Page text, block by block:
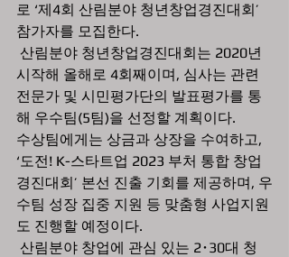
로 ‘제4회 산림분야 청년창업경진대회’
참가자를 모집한다.
시작해 올해로 4회째이며, 심사는 관련
전문가 및 시민평가단의 발표평가를 통
해 우수팀(5팀)을 선정할 계획이다.
수상팀에게는 상금과 상장을 수여하고,
‘도전! K-스타트업 2023 부처 통합 창업
경진대회’ 본선 진출 기회를 제공하며, 우
수팀 성장 집중 지원 등 맞춤형 사업지원
도 진행할 예정이다.